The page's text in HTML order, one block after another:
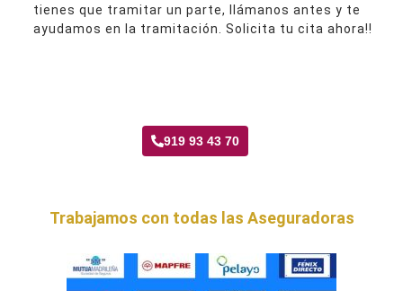
tienes que tramitar un parte, llámanos antes y te
ayudamos en la tramitación. Solicita tu cita ahora!!
919 93 43 70
Trabajamos con todas las Aseguradoras